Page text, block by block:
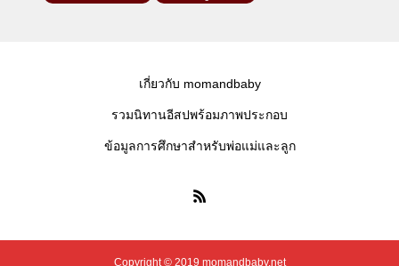
เกี่ยวกับ momandbaby
รวมนิทานอีสปพร้อมภาพประกอบ
ข้อมูลการศึกษาสำหรับพ่อแม่และลูก
Copyright © 2019 momandbaby.net